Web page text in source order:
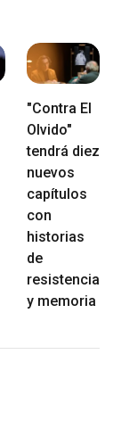
"Contra El
Olvido"
tendrá diez
nuevos
capítulos
con
historias
de
resistencia
y memoria